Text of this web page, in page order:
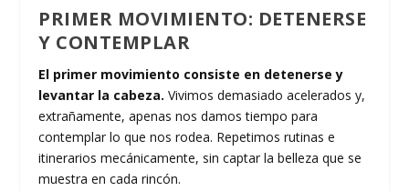
PRIMER MOVIMIENTO: DETENERSE
Y CONTEMPLAR
El primer movimiento consiste en detenerse y
levantar la cabeza.Vivimos demasiado acelerados y,
extrañamente, apenas nos damos tiempo para
contemplar lo que nos rodea. Repetimos rutinas e
itinerarios mecánicamente, sin captar la belleza que se
muestra en cada rincón.